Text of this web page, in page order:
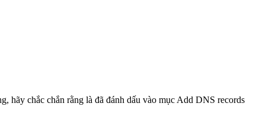
hãy chắc chắn rằng là đã đánh dấu vào mục Add DNS records